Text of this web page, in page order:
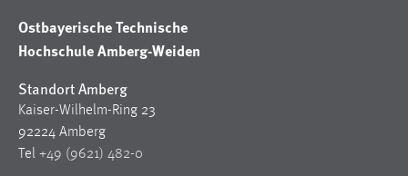
Ostbayerische Technische
Hochschule Amberg-Weiden
Standort Amberg
Kaiser-Wilhelm-Ring 23
92224 Amberg
Tel +49 (9621) 482-0
Google Ads
Name:
_gcl_au
Anbieter:
Google Ireland Limited